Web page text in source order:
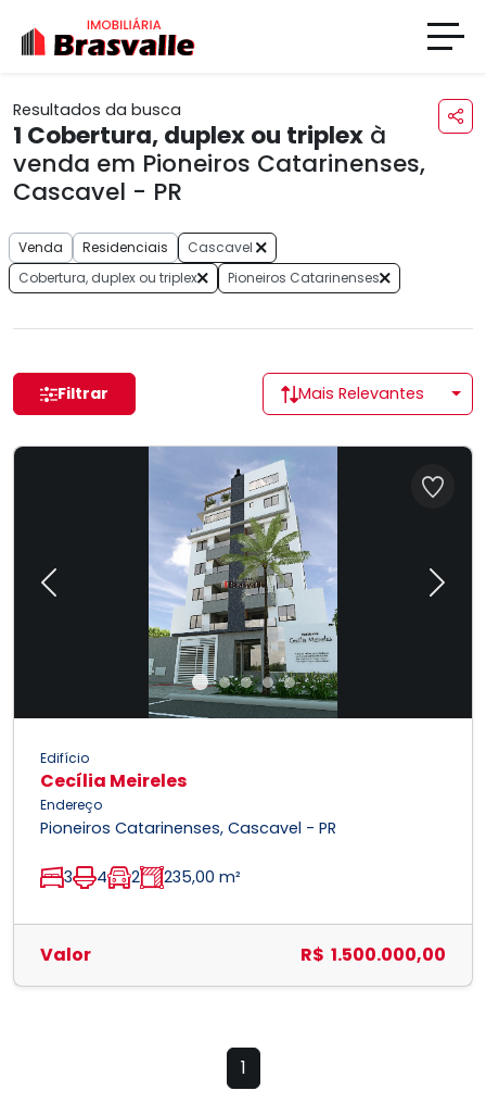
Resultados da busca
1 Cobertura, duplex ou triplex à
venda em Pioneiros Catarinenses,
Cascavel - PR
Venda Residenciais
Cascavel
Cobertura, duplex ou triplex
Pioneiros Catarinenses
Filtrar Mais Relevantes
Previous Next
Edifício
Cecília Meireles
Endereço
Pioneiros Catarinenses, Cascavel - PR
3 4 2 235,00 m²
Valor R$ 1.500.000,00
1